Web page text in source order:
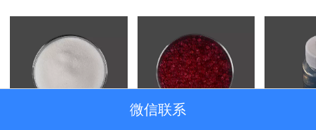
紫红色硅胶
微信联系